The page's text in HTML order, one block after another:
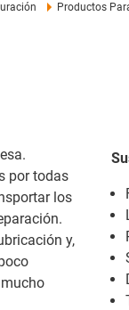
Productos
por todas
los
y,